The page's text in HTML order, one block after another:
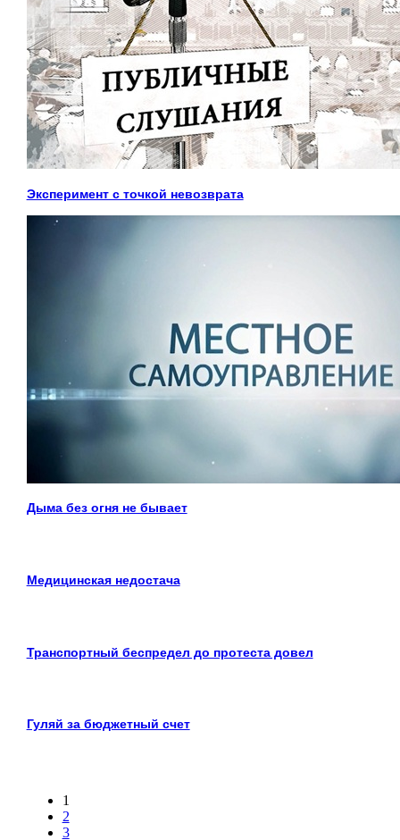
Эксперимент с точкой невозврата
Дыма без огня не бывает
Медицинская недостача
Транспортный беспредел до протеста довел
Гуляй за бюджетный счет
1
2
3